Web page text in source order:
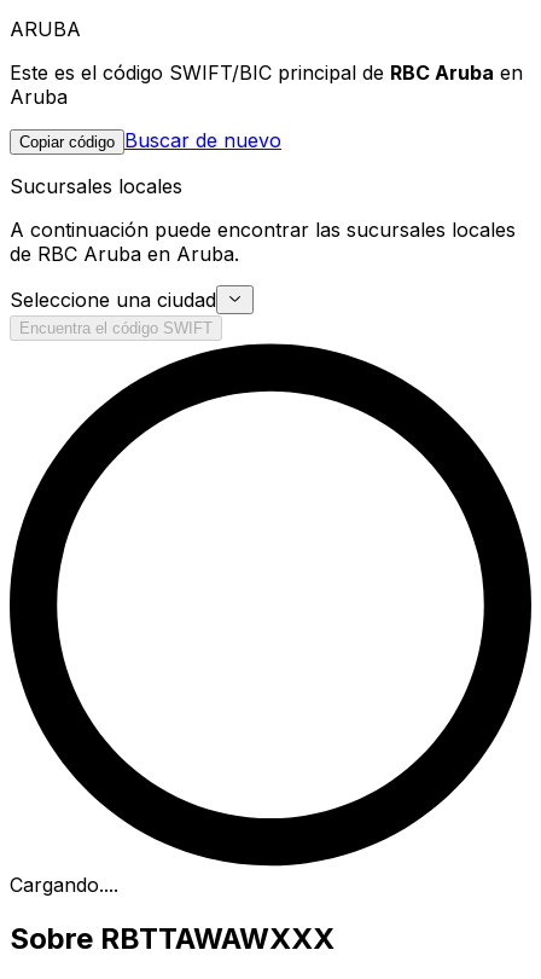
ARUBA
Este es el código SWIFT/BIC principal de RBC Aruba en
Aruba
Copiar código Buscar de nuevo
Sucursales locales
A continuación puede encontrar las sucursales locales
de RBC Aruba en Aruba.
Seleccione una ciudad
Encuentra el código SWIFT
Cargando....
Sobre RBTTAWAWXXX